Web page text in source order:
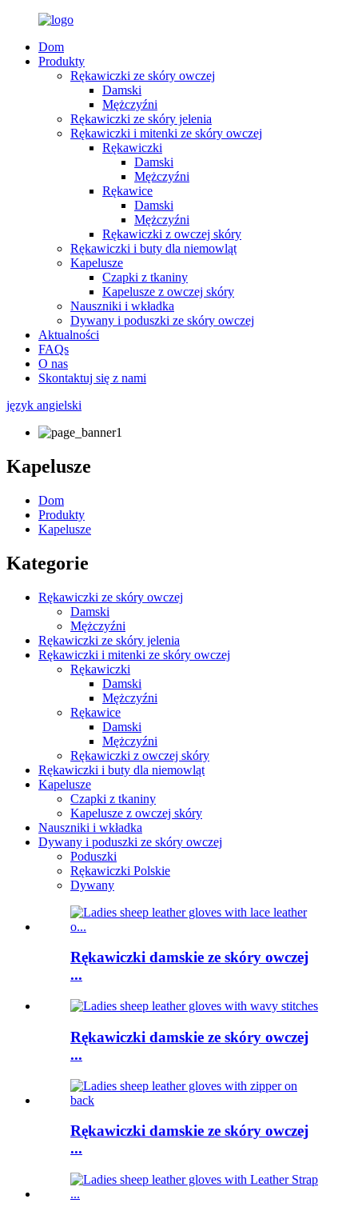
Dom
Produkty
Rękawiczki ze skóry owczej
Damski
Mężczyźni
Rękawiczki ze skóry jelenia
Rękawiczki i mitenki ze skóry owczej
Rękawiczki
Damski
Mężczyźni
Rękawice
Damski
Mężczyźni
Rękawiczki z owczej skóry
Rękawiczki i buty dla niemowląt
Kapelusze
Czapki z tkaniny
Kapelusze z owczej skóry
Nauszniki i wkładka
Dywany i poduszki ze skóry owczej
Aktualności
FAQs
O nas
Skontaktuj się z nami
język angielski
Kapelusze
Dom
Produkty
Kapelusze
Kategorie
Rękawiczki ze skóry owczej
Damski
Mężczyźni
Rękawiczki ze skóry jelenia
Rękawiczki i mitenki ze skóry owczej
Rękawiczki
Damski
Mężczyźni
Rękawice
Damski
Mężczyźni
Rękawiczki z owczej skóry
Rękawiczki i buty dla niemowląt
Kapelusze
Czapki z tkaniny
Kapelusze z owczej skóry
Nauszniki i wkładka
Dywany i poduszki ze skóry owczej
Poduszki
Rękawiczki Polskie
Dywany
Rękawiczki damskie ze skóry owczej
...
Rękawiczki damskie ze skóry owczej
...
Rękawiczki damskie ze skóry owczej
...